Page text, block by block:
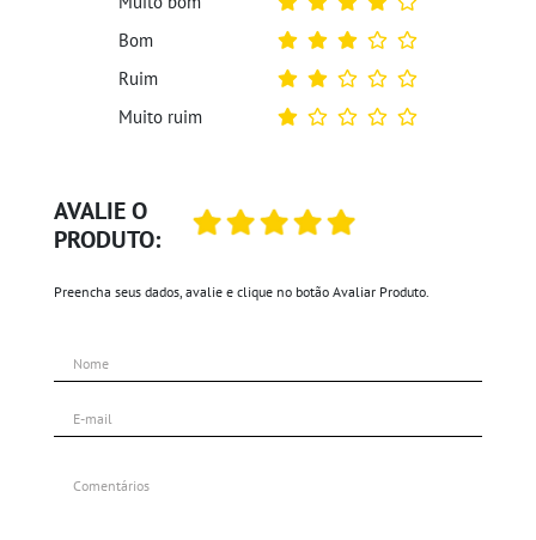
AVALIE O
PRODUTO:
Preencha seus dados, avalie e clique no botão Avaliar Produto.
Bom
Ruim
Muito ruim